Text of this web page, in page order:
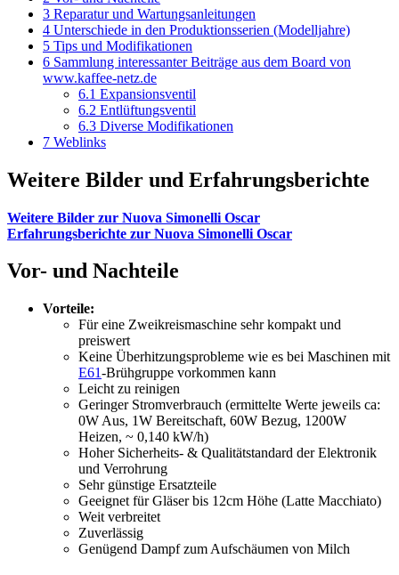
3 Reparatur und Wartungsanleitungen
4 Unterschiede in den Produktionsserien (Modelljahre)
5 Tips und Modifikationen
6 Sammlung interessanter Beiträge aus dem Board von
www.kaffee-netz.de
6.1 Expansionsventil
6.2 Entlüftungsventil
6.3 Diverse Modifikationen
7 Weblinks
Weitere Bilder und Erfahrungsberichte
Weitere Bilder zur Nuova Simonelli Oscar
Erfahrungsberichte zur Nuova Simonelli Oscar
Vor- und Nachteile
Vorteile:
Für eine Zweikreismaschine sehr kompakt und
preiswert
Keine Überhitzungsprobleme wie es bei Maschinen mit
E61-Brühgruppe vorkommen kann
Leicht zu reinigen
Geringer Stromverbrauch (ermittelte Werte jeweils ca:
0W Aus, 1W Bereitschaft, 60W Bezug, 1200W
Heizen, ~ 0,140 kW/h)
Hoher Sicherheits- & Qualitätstandard der Elektronik
und Verrohrung
Sehr günstige Ersatzteile
Geeignet für Gläser bis 12cm Höhe (Latte Macchiato)
Weit verbreitet
Zuverlässig
Genügend Dampf zum Aufschäumen von Milch